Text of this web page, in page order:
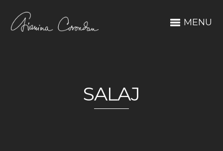
MENU
SALAJ